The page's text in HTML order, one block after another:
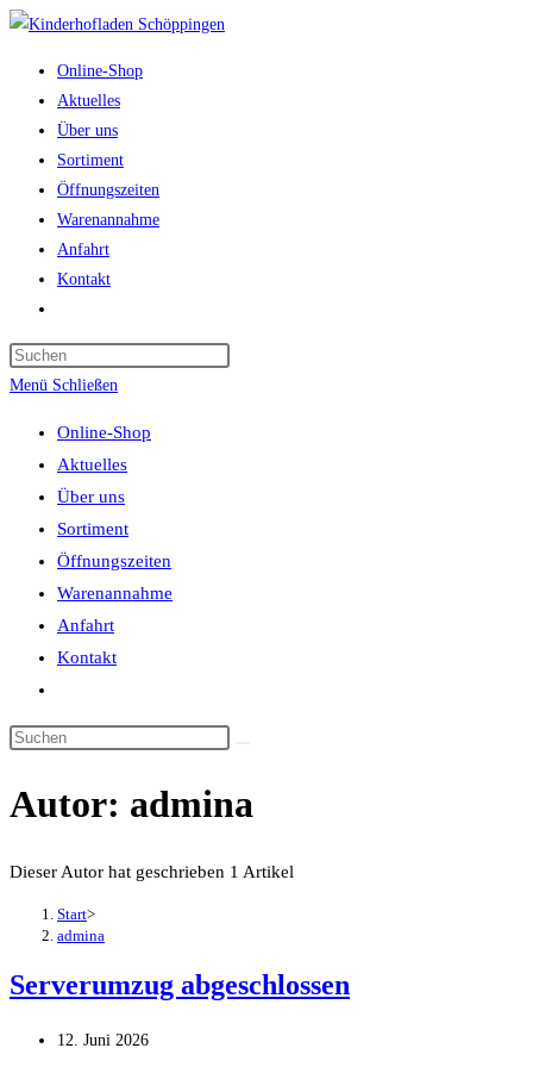
Zum
springen
Online-Shop
Aktuelles
Über uns
Sortiment
Öffnungszeiten
Warenannahme
Anfahrt
Kontakt
umschalten
Menü Schließen
Online-Shop
Aktuelles
Über uns
Sortiment
Öffnungszeiten
Warenannahme
Anfahrt
Kontakt
umschalten
Autor: admina
Dieser Autor hat geschrieben 1 Artikel
Start>
admina
Serverumzug abgeschlossen
Beitrag
12. Juni 2026